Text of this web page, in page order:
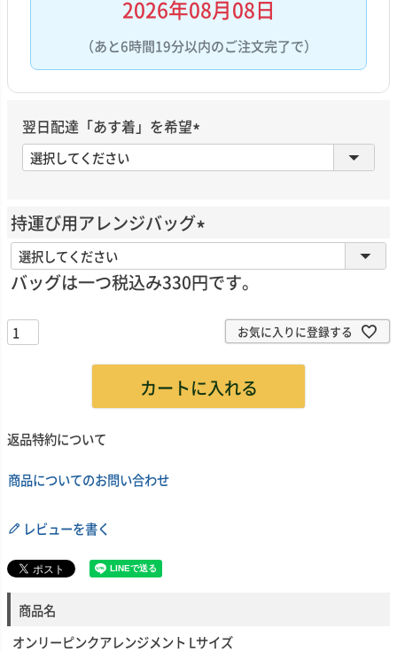
2026年08月08日
（あと6時間19分以内のご注文完了で）
翌日配達「あす着」を希望
必
)
持運び用アレンジバッグ
必
バッグは一つ税込み330円です。
お気に入りに登録する
カートに入れる
返品特約について
商品についてのお問い合わせ
レビューを書く
商品名
オンリーピンクアレンジメント Lサイズ